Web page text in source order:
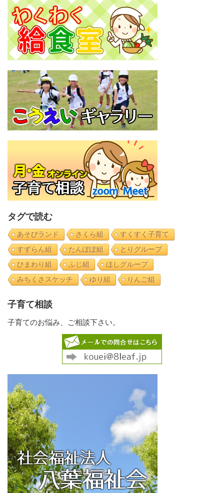
タグで読む
あそびランド さくら組
すくすく子育て
すずらん組
たんぽぽ組
とりグループ
ひまわり組
ふじ組
ほしグループ
みちくさスケッチ
ゆり組 りんご組
子育て相談
子育てのお悩み、ご相談下さい。